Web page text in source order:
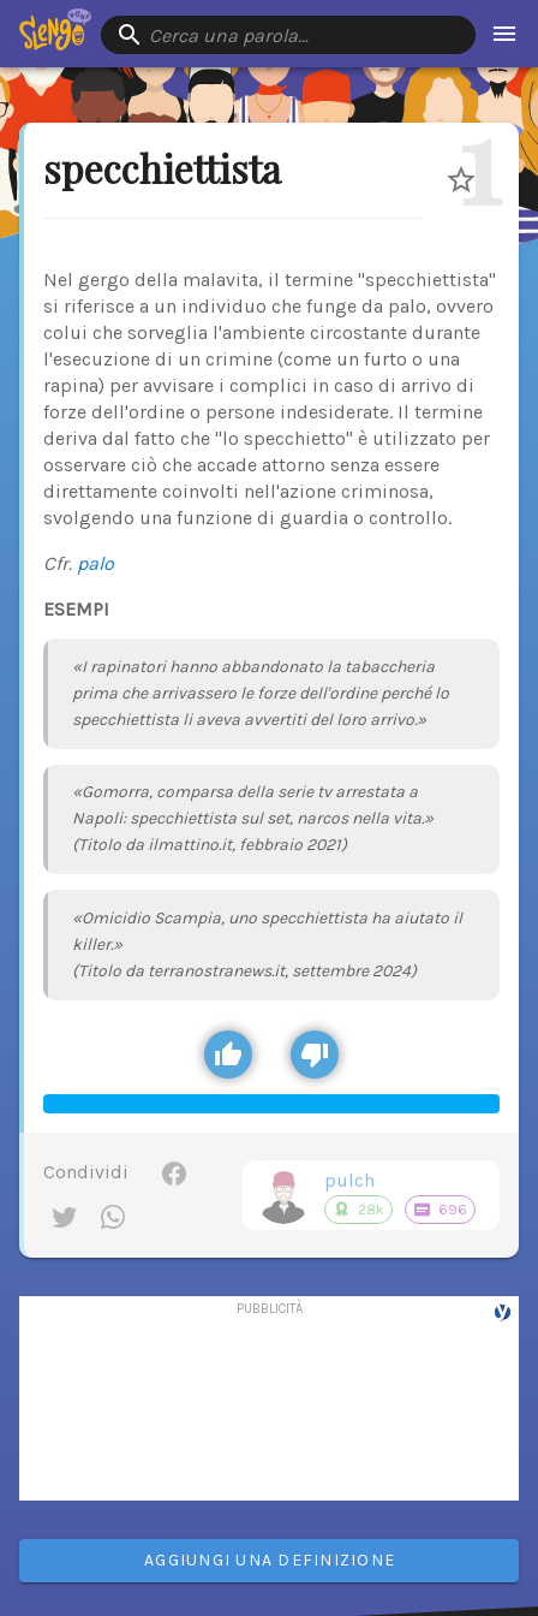
Cerca una parola…
specchiettista 1
Nel gergo della malavita, il termine "specchiettista"
si riferisce a un individuo che funge da palo, ovvero
colui che sorveglia l'ambiente circostante durante
l'esecuzione di un crimine (come un furto o una
rapina) per avvisare i complici in caso di arrivo di
forze dell'ordine o persone indesiderate. Il termine
deriva dal fatto che "lo specchietto" è utilizzato per
osservare ciò che accade attorno senza essere
direttamente coinvolti nell'azione criminosa,
svolgendo una funzione di guardia o controllo.
Cfr. palo
ESEMPI
«I rapinatori hanno abbandonato la tabaccheria
prima che arrivassero le forze dell'ordine perché lo
specchiettista li aveva avvertiti del loro arrivo.»
«Gomorra, comparsa della serie tv arrestata a
Napoli: specchiettista sul set, narcos nella vita.»
(Titolo da ilmattino.it, febbraio 2021)
«Omicidio Scampia, uno specchiettista ha aiutato il
killer.»
(Titolo da terranostranews.it, settembre 2024)
Condividi pulch
28k 696
AGGIUNGI UNA DEFINIZIONE